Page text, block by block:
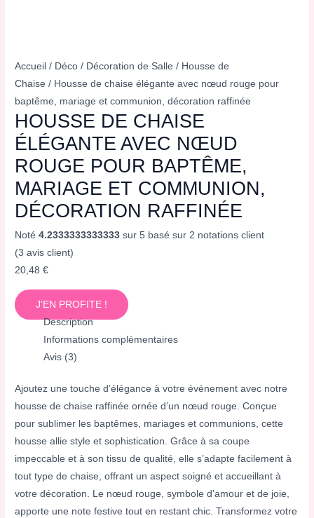
Accueil / Déco / Décoration de Salle / Housse de
Chaise / Housse de chaise élégante avec nœud rouge pour
baptême, mariage et communion, décoration raffinée
HOUSSE DE CHAISE
ÉLÉGANTE AVEC NŒUD
ROUGE POUR BAPTÊME,
MARIAGE ET COMMUNION,
DÉCORATION RAFFINÉE
Noté4.2333333333333 sur 5 basé sur 2 notations client
(3 avis client)
20,48€
J'EN PROFITE !
Description
Informations complémentaires
Avis (3)
Ajoutez une touche d’élégance à votre événement avec notre
housse de chaise raffinée ornée d’un nœud rouge. Conçue
pour sublimer les baptêmes, mariages et communions, cette
housse allie style et sophistication. Grâce à sa coupe
impeccable et à son tissu de qualité, elle s’adapte facilement à
tout type de chaise, offrant un aspect soigné et accueillant à
votre décoration. Le nœud rouge, symbole d’amour et de joie,
apporte une note festive tout en restant chic. Transformez votre